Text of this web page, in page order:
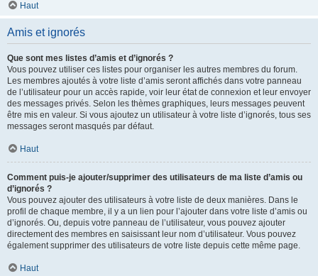
Haut
Amis et ignorés
Que sont mes listes d’amis et d’ignorés ?
Vous pouvez utiliser ces listes pour organiser les autres membres du forum.
Les membres ajoutés à votre liste d’amis seront affichés dans votre panneau
de l’utilisateur pour un accès rapide, voir leur état de connexion et leur envoyer
des messages privés. Selon les thèmes graphiques, leurs messages peuvent
être mis en valeur. Si vous ajoutez un utilisateur à votre liste d’ignorés, tous ses
messages seront masqués par défaut.
Haut
Comment puis-je ajouter/supprimer des utilisateurs de ma liste d’amis ou
d’ignorés ?
Vous pouvez ajouter des utilisateurs à votre liste de deux manières. Dans le
profil de chaque membre, il y a un lien pour l’ajouter dans votre liste d’amis ou
d’ignorés. Ou, depuis votre panneau de l’utilisateur, vous pouvez ajouter
directement des membres en saisissant leur nom d’utilisateur. Vous pouvez
également supprimer des utilisateurs de votre liste depuis cette même page.
Haut